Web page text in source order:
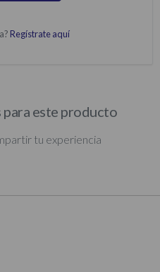
Regístrate aquí
para este producto
tu experiencia